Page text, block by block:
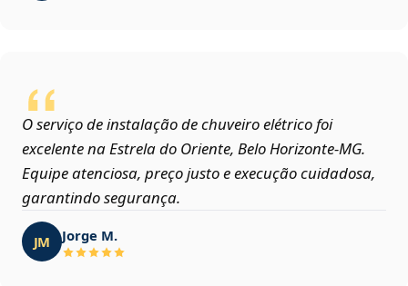
O serviço de instalação de chuveiro elétrico foi
excelente na Estrela do Oriente, Belo Horizonte‑MG.
Equipe atenciosa, preço justo e execução cuidadosa,
garantindo segurança.
JM Jorge M.